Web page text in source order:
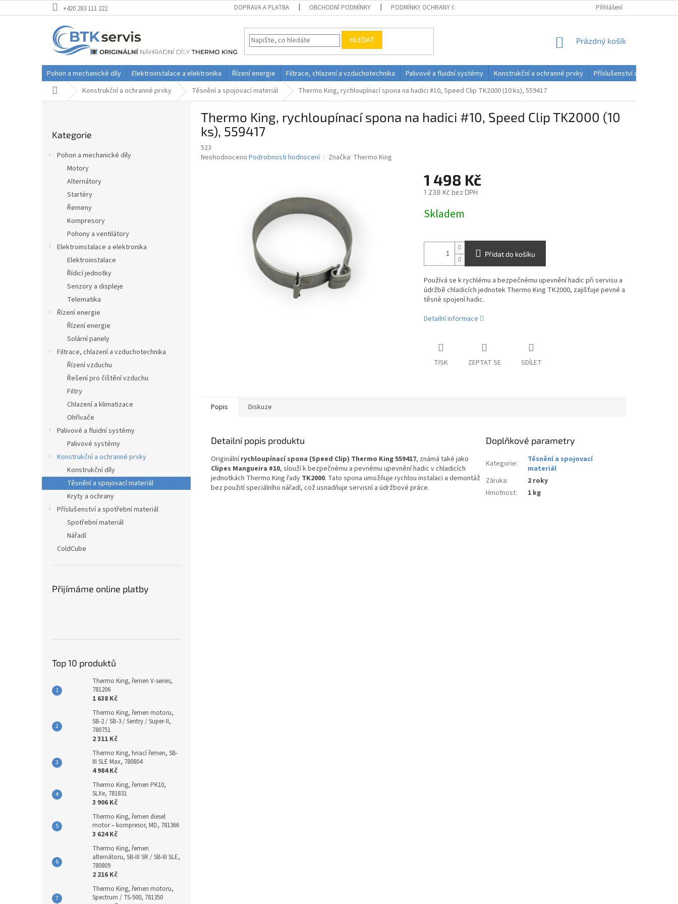
na
+420 283 111 222 DOPRAVA A PLATBA OBCHODNÍ PODMÍNKY PODMÍNKY OCHRANY OSOBNÍCH ÚDAJŮ PODMÍNKY ODSTOUPENÍ OD SMLOUVY DO 14 DNŮ
Přihlášení
HLEDAT
NÁKUPNÍ
Prázdný košík
Pohon a mechanické díly Elektroinstalace a elektronika Řízení energie Filtrace, chlazení a vzduchotechnika Palivové a fluidní systémy Konstrukční a ochranné prvky
Příslušenství a spotřební
Domů Konstrukční a ochranné prvky Těsnění a spojovací materiál Thermo King, rychloupínací spona na hadici #10, Speed Clip TK2000 (10 ks), 559417
kategorie
Kategorie
Pohon a mechanické díly
Motory
Alternátory
Startéry
Řemeny
Kompresory
Pohony a ventilátory
Elektroinstalace a elektronika
Elektroinstalace
Řídicí jednotky
Senzory a displeje
Telematika
Řízení energie
Řízení energie
Solární panely
Filtrace, chlazení a vzduchotechnika
Řízení vzduchu
Řešení pro čištění vzduchu
Filtry
Chlazení a klimatizace
Ohřívače
Palivové a fluidní systémy
Palivové systémy
Konstrukční a ochranné prvky
Konstrukční díly
Těsnění a spojovací materiál
Kryty a ochrany
Příslušenství a spotřební materiál
Spotřební materiál
Nářadí
ColdCube
Přijímáme online platby
Top 10 produktů
Thermo King, řemen V-series,
781206
1 638 Kč
Thermo King, řemen motoru,
SB-2 / SB-3 / Sentry / Super-II,
780751
2 311 Kč
Thermo King, hnací řemen, SB-
III SLE Max, 780804
4 984 Kč
Thermo King, řemen PK10,
SLXe, 781831
3 906 Kč
Thermo King, řemen diesel
motor – kompresor, MD, 781366
3 624 Kč
Thermo King, řemen
alternátoru, SB-III SR / SB-III SLE,
780809
2 216 Kč
Thermo King, řemen motoru,
Spectrum / TS-500, 781350
Thermo King, rychloupínací spona na hadici #10, Speed Clip TK2000 (10
ks), 559417
523
Průměrné
Neohodnoceno Podrobnosti hodnocení Značka: Thermo King
1 498 Kč
1 238 Kč bez DPH
cena:
Skladem
Přidat do košíku
Používá se k rychlému a bezpečnému upevnění hadic při servisu a
údržbě chladicích jednotek Thermo King TK2000, zajišťuje pevné a
těsné spojení hadic.
Detailní informace
TISK ZEPTAT SE SDÍLET
Popis Diskuze
Detailní popis produktu
Originálnírychloupínací spona (Speed Clip) Thermo King 559417, známá také jako
Clipes Mangueira #10, slouží k bezpečnému a pevnému upevnění hadic v chladicích
jednotkách Thermo King řady TK2000. Tato spona umožňuje rychlou instalaci a demontáž
bez použití speciálního nářadí, což usnadňuje servisní a údržbové práce.
Doplňkové parametry
Kategorie:
Těsnění a spojovací
materiál
Záruka:
2 roky
Hmotnost: 1 kg